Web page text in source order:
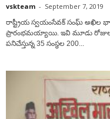
vskteam - September 7, 2019
రాష్ట్రీయ స్వయంసేవక్ సంఘ్ అఖిల
ప్రారంభమయ్యాయి. ఇవి మూడు
పనిచేస్తున్న 35 సంస్థల 200...